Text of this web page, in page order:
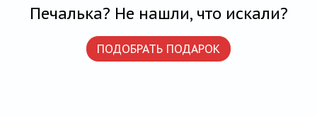
Печалька? Не нашли, что искали?
ПОДОБРАТЬ ПОДАРОК